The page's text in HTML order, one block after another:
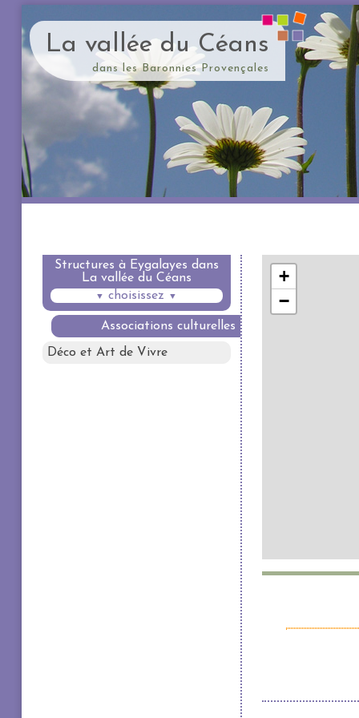
La vallée du Céans
dans les Baronnies Provençales
Structures à Eygalayes dans
La vallée du Céans
▼ choisissez ▼
Associations culturelles
Déco et Art de Vivre